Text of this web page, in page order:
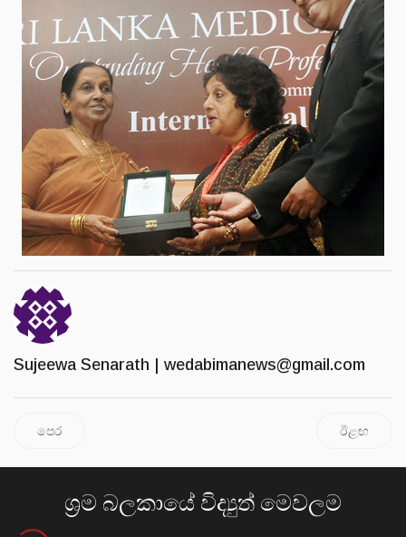
Sujeewa Senarath | wedabimanews@gmail.com
පෙර ඊළඟ
ශ්‍රම බලකායේ විද්‍යුත් මෙවලම